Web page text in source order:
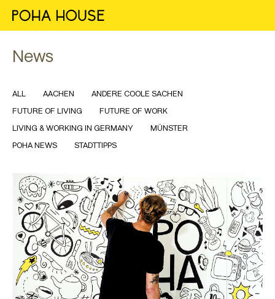
News
ALL AACHEN ANDERE COOLE SACHEN
FUTURE OF LIVING FUTURE OF WORK
LIVING & WORKING IN GERMANY MÜNSTER
POHA NEWS STADTTIPPS